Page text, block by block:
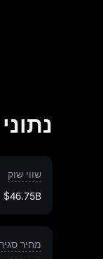
שווי שוק
$46.75B
מחיר